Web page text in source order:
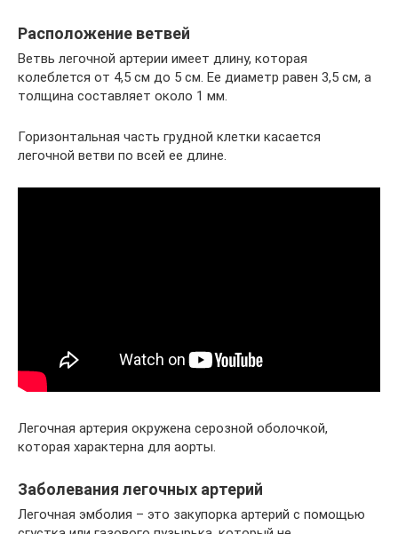
Расположение ветвей
Ветвь легочной артерии имеет длину, которая
колеблется от 4,5 см до 5 см. Ее диаметр равен 3,5 см, а
толщина составляет около 1 мм.
Горизонтальная часть грудной клетки касается
легочной ветви по всей ее длине.
Легочная артерия окружена серозной оболочкой,
которая характерна для аорты.
Заболевания легочных артерий
Легочная эмболия – это закупорка артерий с помощью